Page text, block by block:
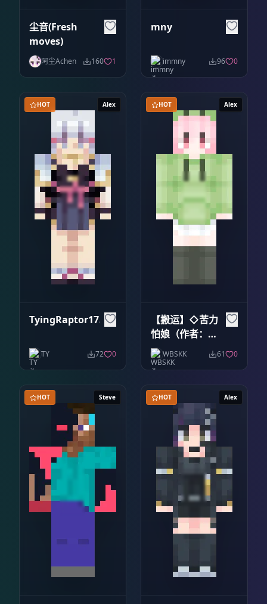
尘音(Fresh
moves)
阿尘Achen 160 1
mny
immny 96 0
Alex
HOT
TyingRaptor1732
TY 72 0
Alex
HOT
【搬运】◇苦力
怕娘（作者：钻
茜）WBSKK 61 0
Steve
HOT Alex
HOT